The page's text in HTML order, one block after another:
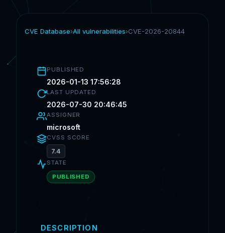
CVE Database›All vulnerabilities›CVE-2026-20844
PUBLISHED
2026-01-13 17:56:28
LAST UPDATED
2026-07-30 20:46:45
ASSIGNER
microsoft
CVSS SCORE
7.4
STATE
PUBLISHED
DESCRIPTION